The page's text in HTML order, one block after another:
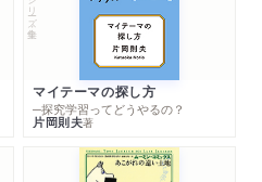
マイテーマの探し方
─探究学習ってどうやるの？
片岡則夫著